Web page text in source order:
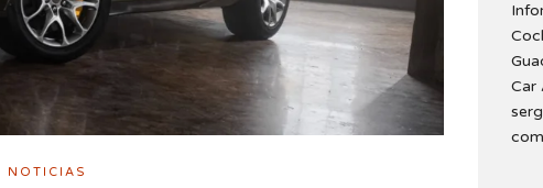
NOTICIAS
Car
com